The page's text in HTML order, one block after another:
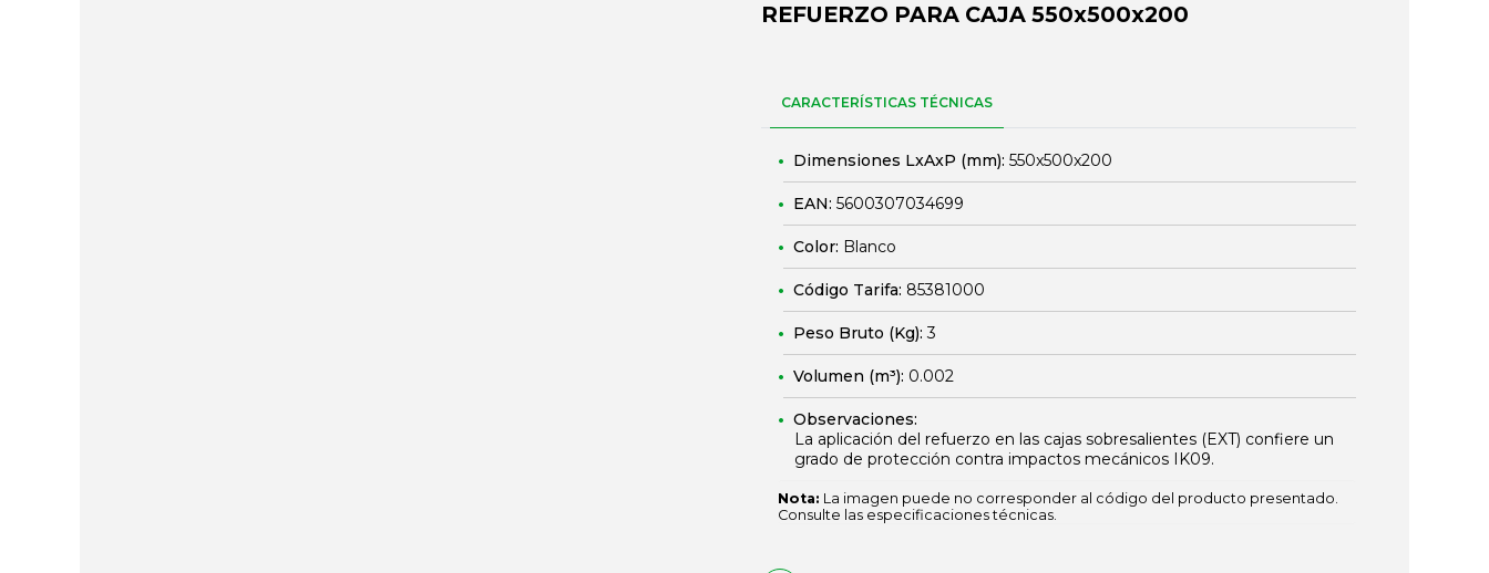
REFUERZO PARA CAJA 550x500x200
CARACTERÍSTICAS TÉCNICAS
Dimensiones LxAxP (mm): 550x500x200
EAN: 5600307034699
Color: Blanco
Código Tarifa: 85381000
Peso Bruto (Kg):3
Volumen (m³): 0.002
Observaciones:
La aplicación del refuerzo en las cajas sobresalientes (EXT) confiere un
grado de protección contra impactos mecánicos IK09.
Nota: La imagen puede no corresponder al código del producto presentado.
Consulte las especificaciones técnicas.